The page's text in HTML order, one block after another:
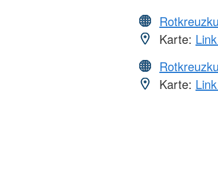
Karte:
Karte: